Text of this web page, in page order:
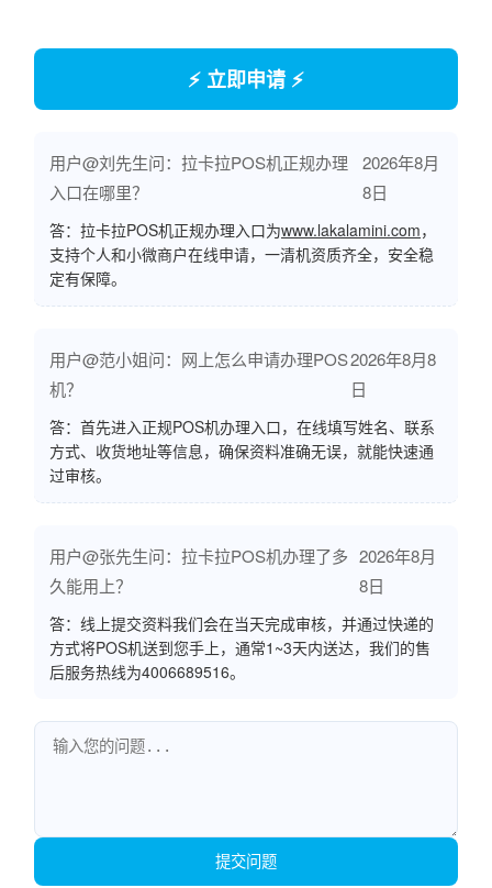
⚡ 立即申请 ⚡
用户@刘先生问：拉卡拉POS机正规办理
入口在哪里？
2026年8月
8日
答：拉卡拉POS机正规办理入口为www.lakalamini.com，
支持个人和小微商户在线申请，一清机资质齐全，安全稳
定有保障。
用户@范小姐问：网上怎么申请办理POS
机？
2026年8月8
日
答：首先进入正规POS机办理入口，在线填写姓名、联系
方式、收货地址等信息，确保资料准确无误，就能快速通
过审核。
用户@张先生问：拉卡拉POS机办理了多
久能用上？
2026年8月
8日
答：线上提交资料我们会在当天完成审核，并通过快递的
方式将POS机送到您手上，通常1~3天内送达，我们的售
后服务热线为4006689516。
提交问题